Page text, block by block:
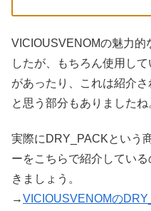
VICIOUSVENOMの魅力的
したが、もちろん使用し
があったり、これは紹介
と思う部分もありましたね
実際にDRY_PACKという
ーをこちらで紹介してい
きましょう。
→VICIOUSVENOMの